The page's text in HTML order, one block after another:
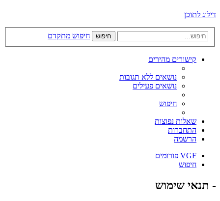
דילוג לתוכן
חיפוש חיפוש מתקדם
קישורים מהירים
נושאים ללא תגובות
נושאים פעילים
חיפוש
שאלות נפוצות
התחברות
הרשמה
VGF פורומים
חיפוש
- תנאי שימוש